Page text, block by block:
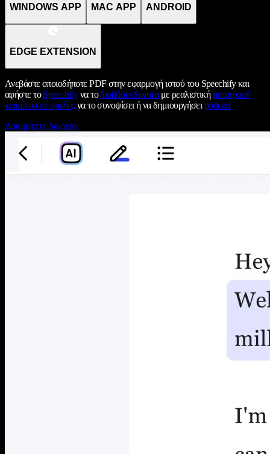
WINDOWS APP MAC APP ANDROID
EDGE EXTENSION
Ανεβάστε οποιοδήποτε PDF στην εφαρμογή ιστού του Speechify και
αφήστε τοSpeechifyνα τοδιαβάσει δυνατάμε ρεαλιστική μετατροπή
κειμένου σε ομιλία, να το συνοψίσει ή να δημιουργήσει podcast
Δοκιμάστε δωρεάν